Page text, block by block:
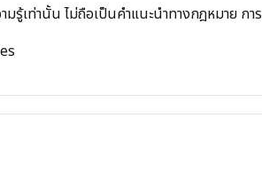
มรู้เท่านั้น ไม่ถือเป็นคำแนะนำทางกฎหมาย